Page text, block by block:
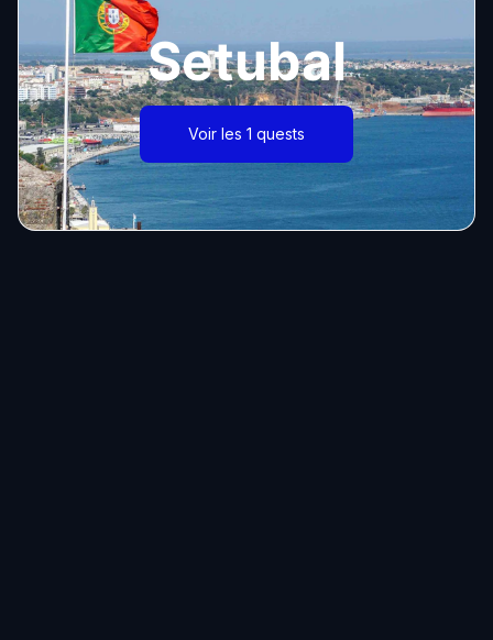
Setubal
Voir les 1 quests